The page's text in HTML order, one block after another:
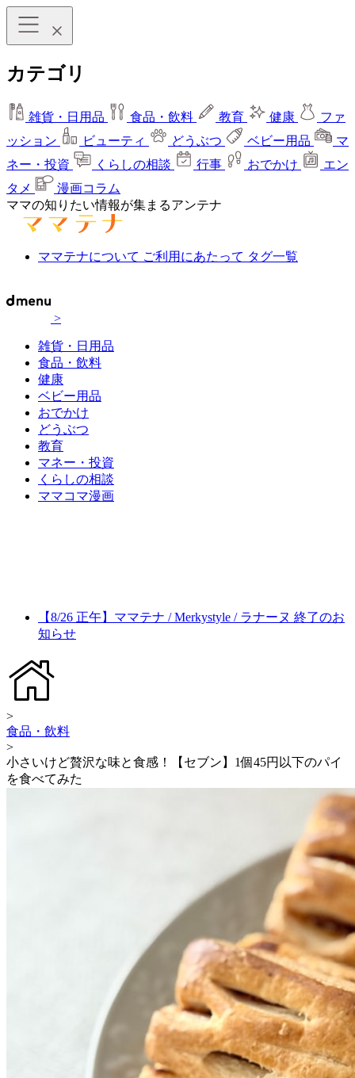
カテゴリ
雑貨・日用品 食品・飲料 教育 健康
ファ
ッション
ビューティ どうぶつ ベビー用品
マ
ネー・投資
くらしの相談 行事 おでかけ
エン
タメ
漫画コラム
ママの知りたい情報が集まるアンテナ
ママテナについて ご利用にあたって タグ一覧
>
雑貨・日用品
食品・飲料
健康
ベビー用品
おでかけ
どうぶつ
教育
マネー・投資
くらしの相談
ママコマ漫画
【8/26 正午】ママテナ / Merkystyle / ラナーヌ 終了のお
知らせ
>
食品・飲料
>
小さいけど贅沢な味と食感！【セブン】1個45円以下のパイ
を食べてみた